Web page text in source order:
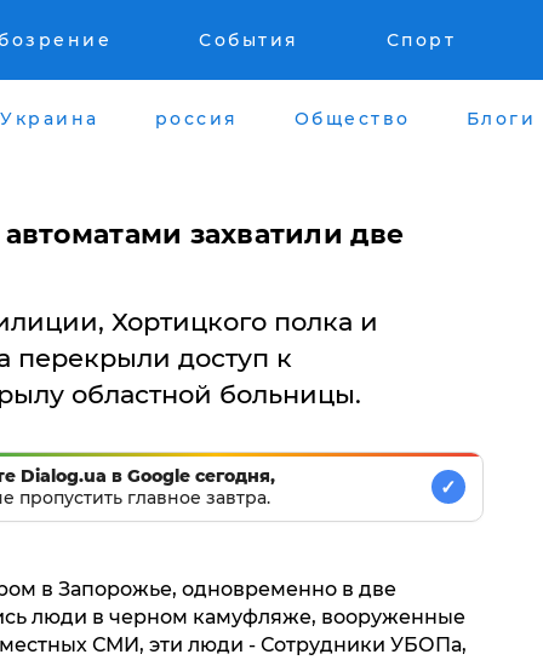
События Спорт
Украина россия Общество Блоги
захватили две
Хортицкого полка и
доступ к
областной больницы.
Dialog.ua в Google сегодня,
пропустить главное завтра.
✓
в Запорожье, одновременно в две
люди в черном камуфляже, вооруженные
СМИ, эти люди - Сотрудники УБОПа,